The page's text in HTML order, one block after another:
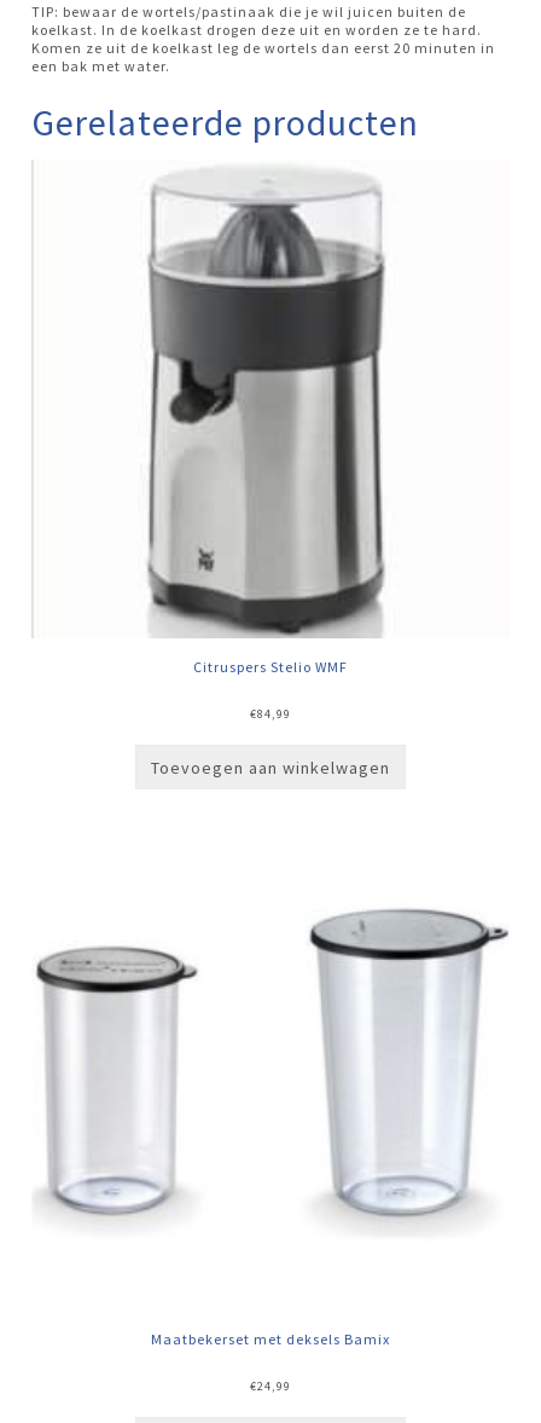
TIP: bewaar de wortels/pastinaak die je wil juicen buiten de
koelkast. In de koelkast drogen deze uit en worden ze te hard.
Komen ze uit de koelkast leg de wortels dan eerst 20 minuten in
een bak met water.
Gerelateerde producten
Citruspers Stelio WMF
€84,99
Toevoegen aan winkelwagen
Maatbekerset met deksels Bamix
€24,99